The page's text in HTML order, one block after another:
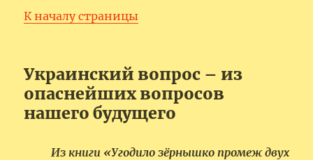
К началу страницы
Украинский вопрос – из
опаснейших вопросов
нашего будущего
Из книги «Угодило зёрнышко промеж двух